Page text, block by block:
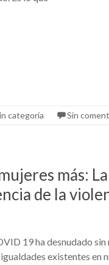
categoría Sin
más:
de la
19 ha desnudado
existentes en